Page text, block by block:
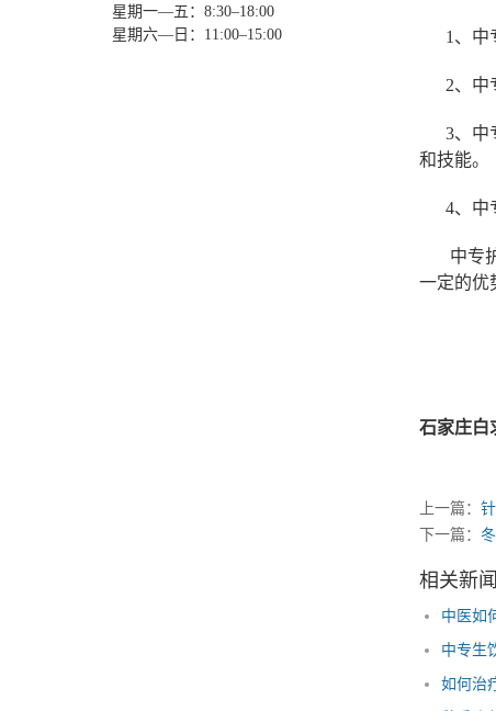
1、中专
2、中专
3、中
和技能。
4、中专
中专护
一定的优
石家庄白
上一篇：
下一篇：
相关新闻
中医如
中专生
如何治
星期一—五：8:30–18:00
星期六—日：11:00–15:00